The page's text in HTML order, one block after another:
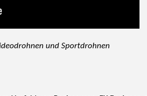
und Sportdrohnen